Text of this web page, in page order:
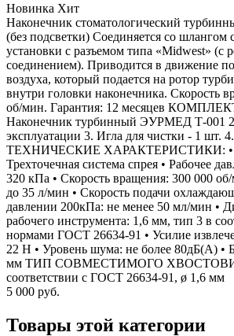
Новинка Хит
Наконечник стоматологический
(без подсветки) Соединяется со шлангом
установки с разъемом типа «Midwest» (с
соединением). Приводится в движение
воздуха, который подается на ротор
внутри головки наконечника. Скорость
об/мин. Гарантия: 12 месяцев
Наконечник турбинный ЭУРМЕД Т-001
эксплуатации 3. Игла для чистки - 1 шт.
ТЕХНИЧЕСКИЕ ХАРАКТЕРИСТИКИ: •
Трехточечная система спрея • Рабочее
320 кПа • Скорость вращения: 300 000 об/
до 35 л/мин • Скорость подачи
давлении 200кПа: не менее 50 мл/мин •
рабочего инструмента: 1,6 мм, тип 3 в
нормами ГОСТ 26634-91 • Усилие
22 Н • Уровень шума: не более 80дБ(А) •
мм ТИП СОВМЕСТИМОГО
соответствии с ГОСТ 26634-91, ø 1,6 мм
5 000 руб.
Товары этой категории